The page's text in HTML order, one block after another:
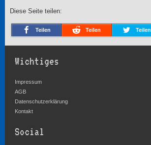
Diese Seite teilen:
Teilen Teilen Teilen
Wichtiges
Impressum
AGB
Datenschutzerklärung
Kontakt
Social